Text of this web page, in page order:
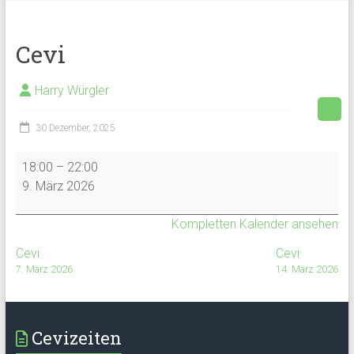
Cevi
Harry Würgler
30 Dezember, 2025
Cevi
18:00 – 22:00
9. März 2026
Kompletten Kalender ansehen
Cevi
7. März 2026
Cevi
14. März 2026
Cevizeiten